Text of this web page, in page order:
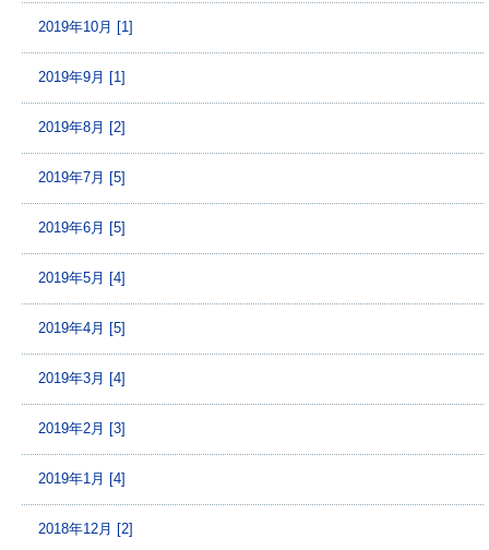
2019年10月 [1]
2019年9月 [1]
2019年8月 [2]
2019年7月 [5]
2019年6月 [5]
2019年5月 [4]
2019年4月 [5]
2019年3月 [4]
2019年2月 [3]
2019年1月 [4]
2018年12月 [2]